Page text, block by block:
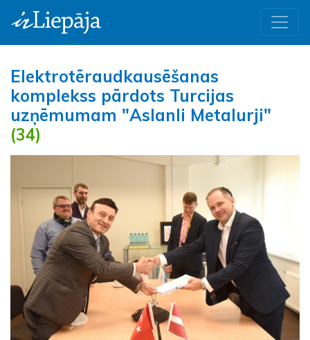
Elektrotēraudkausēšanas
komplekss pārdots Turcijas
uzņēmumam "Aslanli Metalurji"
(34)